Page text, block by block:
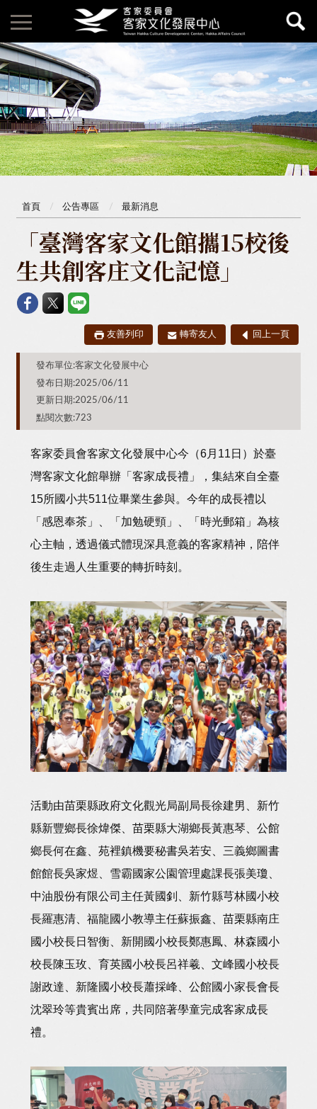
首頁 公告專區 最新消息
「臺灣客家文化館攜15校後
生共創客庄文化記憶」
友善列印 轉寄友人 回上一頁
發布單位:客家文化發展中心
發布日期:2025/06/11
更新日期:2025/06/11
點閱次數:723
客家委員會客家文化發展中心今（6月11日）於臺
灣客家文化館舉辦「客家成長禮」，集結來自全臺
15所國小共511位畢業生參與。今年的成長禮以
「感恩奉茶」、「加勉硬頸」、「時光郵箱」為核
心主軸，透過儀式體現深具意義的客家精神，陪伴
後生走過人生重要的轉折時刻。
活動由苗栗縣政府文化觀光局副局長徐建男、新竹
縣新豐鄉長徐煒傑、苗栗縣大湖鄉長黃惠琴、公館
鄉長何在鑫、苑裡鎮機要秘書吳若安、三義鄉圖書
館館長吳家煜、雪霸國家公園管理處課長張美瓊、
中油股份有限公司主任黃國釗、新竹縣芎林國小校
長羅惠清、福龍國小教導主任蘇振鑫、苗栗縣南庄
國小校長日智衡、新開國小校長鄭惠鳳、林森國小
校長陳玉玫、育英國小校長呂祥羲、文峰國小校長
謝政達、新隆國小校長蕭採峰、公館國小家長會長
沈翠玲等貴賓出席，共同陪著學童完成客家成長
禮。